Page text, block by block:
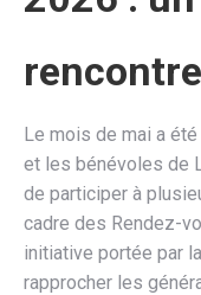
Le mois de mai a
et les bénévoles de
de participer à
cadre des Rendez-
initiative portée par
rapprocher les